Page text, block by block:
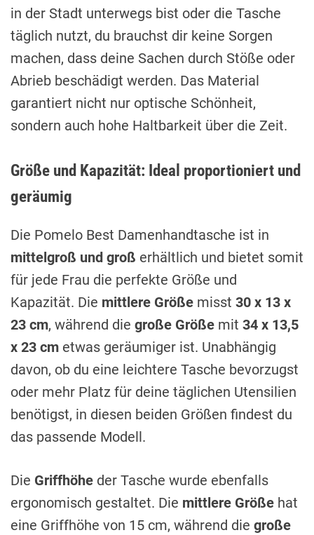
in der Stadt unterwegs bist oder die Tasche
täglich nutzt, du brauchst dir keine Sorgen
machen, dass deine Sachen durch Stöße oder
Abrieb beschädigt werden. Das Material
garantiert nicht nur optische Schönheit,
sondern auch hohe Haltbarkeit über die Zeit.
Größe und Kapazität: Ideal proportioniert und
geräumig
Die Pomelo Best Damenhandtasche ist in
mittelgroß und groß erhältlich und bietet somit
für jede Frau die perfekte Größe und
Kapazität. Die mittlere Größe misst 30 x 13 x
23 cm, während die große Größe mit 34 x 13,5
x 23 cm etwas geräumiger ist. Unabhängig
davon, ob du eine leichtere Tasche bevorzugst
oder mehr Platz für deine täglichen Utensilien
benötigst, in diesen beiden Größen findest du
das passende Modell.
Die Griffhöhe der Tasche wurde ebenfalls
ergonomisch gestaltet. Die mittlere Größe hat
eine Griffhöhe von 15 cm, während die große